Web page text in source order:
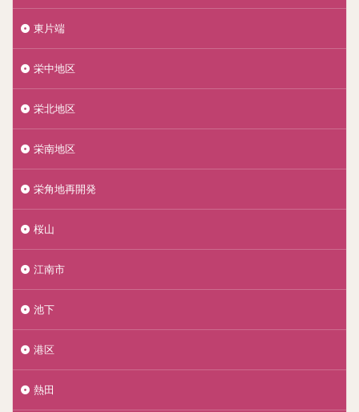
東片端
栄中地区
栄北地区
栄南地区
栄角地再開発
桜山
江南市
池下
港区
熱田